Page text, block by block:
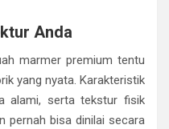
Anda
marmer premium tentu
yang nyata. Karakteristik
alami, serta tekstur fisik
pernah bisa dinilai secara